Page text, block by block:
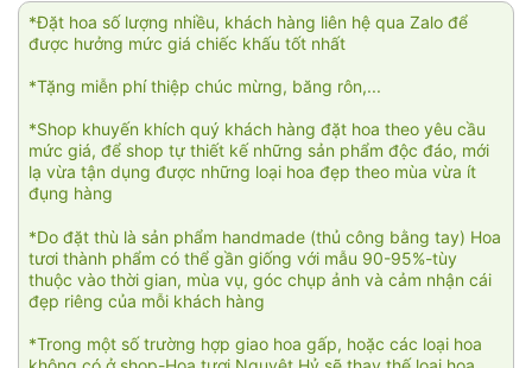
*Đặt hoa số lượng nhiều, khách hàng liên hệ qua Zalo để
được hưởng mức giá chiếc khấu tốt nhất
*Tặng miễn phí thiệp chúc mừng, băng rôn,...
*Shop khuyến khích quý khách hàng đặt hoa theo yêu cầu
mức giá, để shop tự thiết kế những sản phẩm độc đáo, mới
lạ vừa tận dụng được những loại hoa đẹp theo mùa vừa ít
đụng hàng
*Do đặt thù là sản phẩm handmade (thủ công bằng tay) Hoa
tươi thành phẩm có thể gần giống với mẫu 90-95%-tùy
thuộc vào thời gian, mùa vụ, góc chụp ảnh và cảm nhận cái
đẹp riêng của mỗi khách hàng
*Trong một số trường hợp giao hoa gấp, hoặc các loại hoa